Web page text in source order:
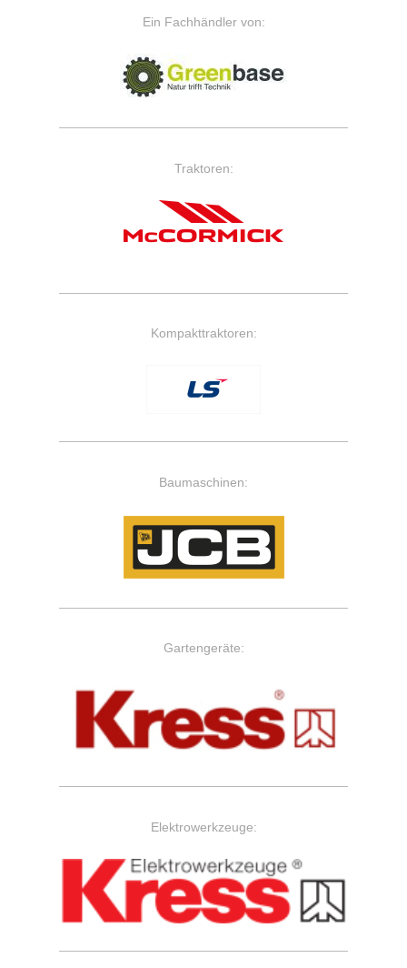
Ein Fachhändler von:
Traktoren:
Kompakttraktoren:
Baumaschinen:
Gartengeräte:
Elektrowerkzeuge: